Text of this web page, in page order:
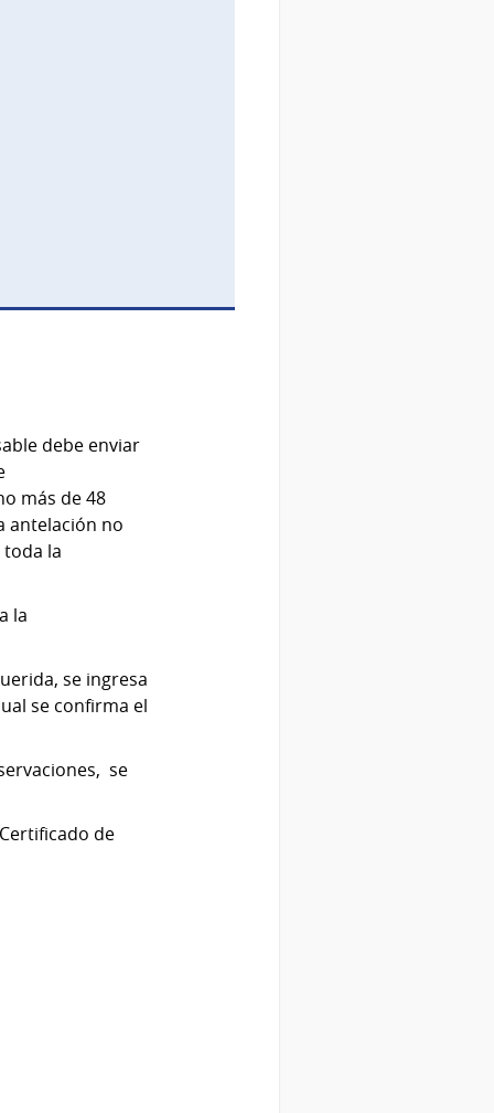
debe enviar
más de 48
antelación no
la
la
se ingresa
se confirma el
se
de